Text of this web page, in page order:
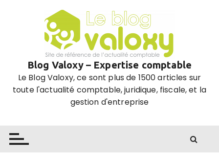
Blog Valoxy – Expertise comptable
Le Blog Valoxy, ce sont plus de 1500 articles sur
toute l'actualité comptable, juridique, fiscale, et la
gestion d'entreprise